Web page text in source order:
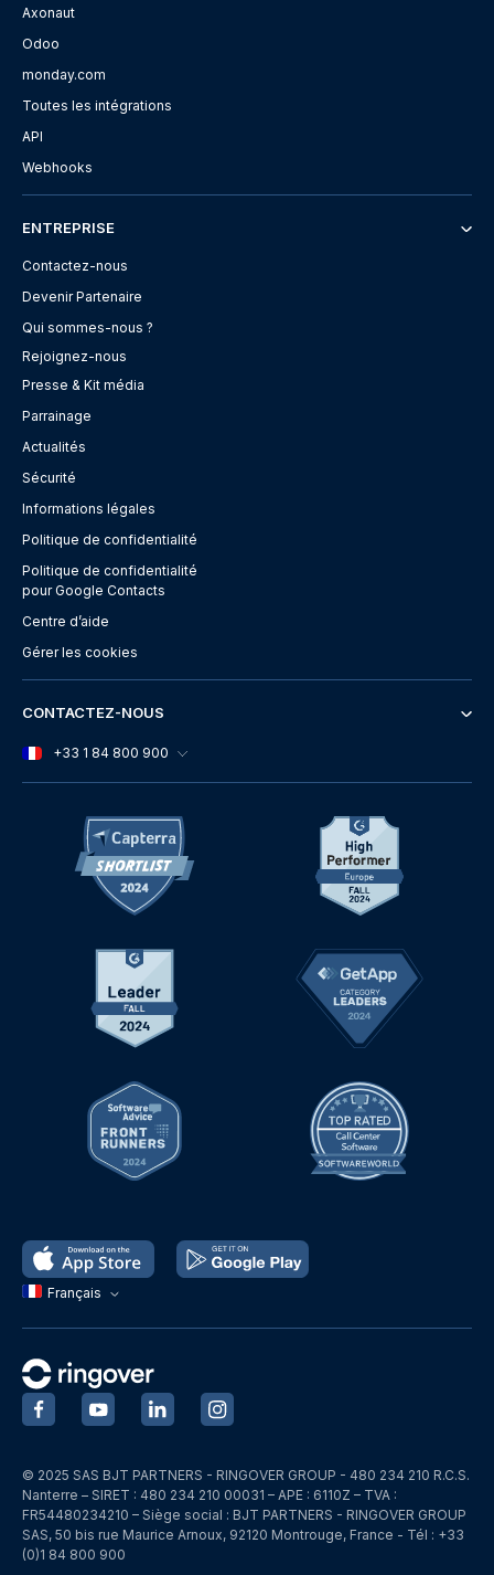
Français
Axonaut
Odoo
monday.com
Toutes les intégrations
API
Webhooks
ENTREPRISE
Contactez-nous
Devenir Partenaire
Qui sommes-nous ?
Rejoignez-nous
Presse & Kit média
Parrainage
Actualités
Sécurité
Informations légales
Politique de confidentialité
Politique de confidentialité
pour Google Contacts
Centre d’aide
Gérer les cookies
CONTACTEZ-NOUS
+33 1 84 800 900
© 2025 SAS BJT PARTNERS - RINGOVER GROUP - 480 234 210 R.C.S.
Nanterre – SIRET : 480 234 210 00031 – APE : 6110Z – TVA :
FR54480234210 – Siège social : BJT PARTNERS - RINGOVER GROUP
SAS, 50 bis rue Maurice Arnoux, 92120 Montrouge, France - Tél : +33
(0)1 84 800 900